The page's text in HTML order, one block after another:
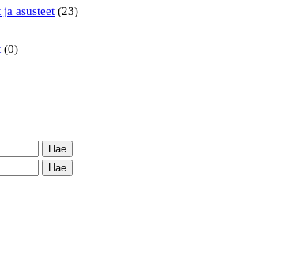
asusteet (23)
(0)